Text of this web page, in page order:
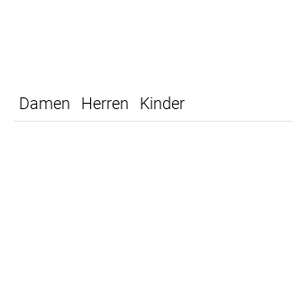
Damen Herren Kinder